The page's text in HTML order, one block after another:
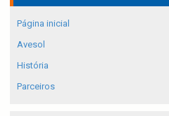
Página inicial
Avesol
História
Parceiros